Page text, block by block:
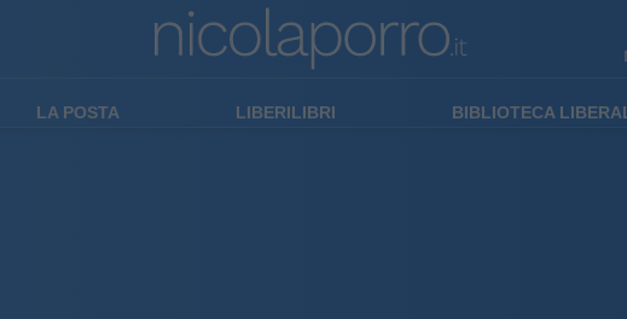
LA POSTA LIBERILIBRI BIBLIOTECA